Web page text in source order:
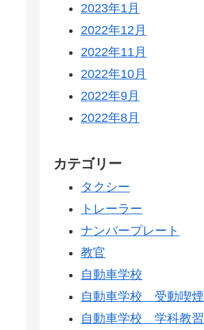
2023年1月
2022年12月
2022年11月
2022年10月
2022年9月
2022年8月
カテゴリー
タクシー
トレーラー
ナンバープレート
教官
自動車学校
自動車学校 受動喫煙
自動車学校 学科教習